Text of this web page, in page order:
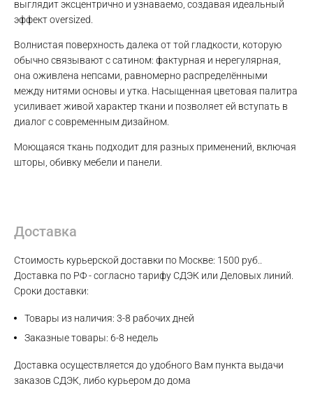
выглядит эксцентрично и узнаваемо, создавая идеальный
эффект oversized.
Волнистая поверхность далека от той гладкости, которую
обычно связывают с сатином: фактурная и нерегулярная,
она оживлена непсами, равномерно распределёнными
между нитями основы и утка. Насыщенная цветовая палитра
усиливает живой характер ткани и позволяет ей вступать в
диалог с современным дизайном.
Моющаяся ткань подходит для разных применений, включая
шторы, обивку мебели и панели.
Доставка
Стоимость курьерской доставки по Москве: 1500 руб..
Доставка по РФ - согласно тарифу СДЭК или Деловых линий.
Сроки доставки:
Товары из наличия: 3-8 рабочих дней
Заказные товары: 6-8 недель
Доставка осуществляется до удобного Вам пункта выдачи
заказов СДЭК, либо курьером до дома
Max
WhatsApp